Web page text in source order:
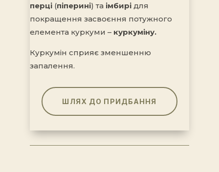
перці(піперині) та імбирідля
покращення засвоєння потужного
елемента куркуми – куркуміну.
Куркумін сприяє зменшенню
запалення.
ШЛЯХ ДО ПРИДБАННЯ